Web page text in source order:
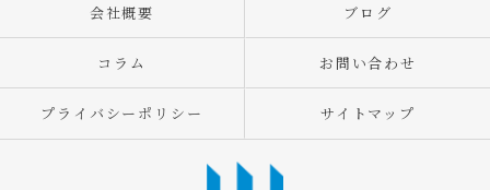
会社概要 ブログ
コラム お問い合わせ
プライバシーポリシー サイトマップ